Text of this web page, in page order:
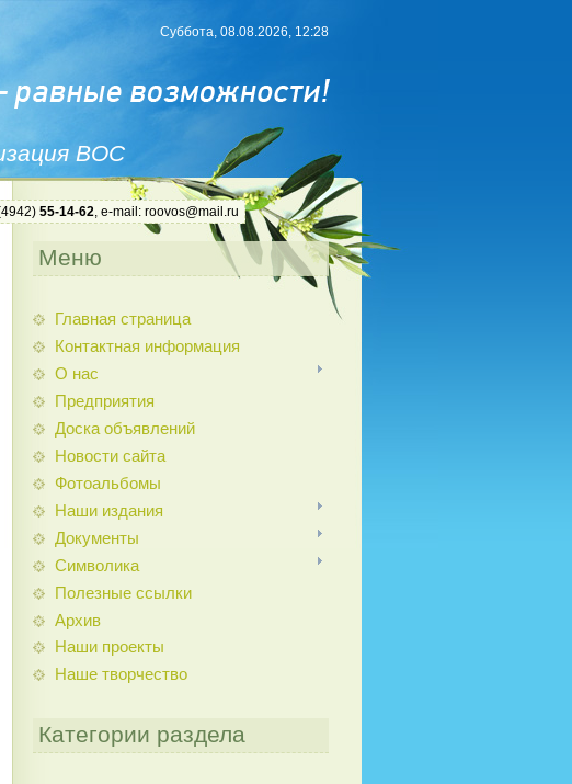
ВОС
Суббота, 08.08.2026, 12:28
55-14-62, e-mail: roovos@mail.ru
Меню
Главная страница
Контактная информация
О нас
Предприятия
Доска объявлений
Новости сайта
Фотоальбомы
Наши издания
Документы
Символика
Полезные ссылки
Архив
Наши проекты
Наше творчество
Категории раздела